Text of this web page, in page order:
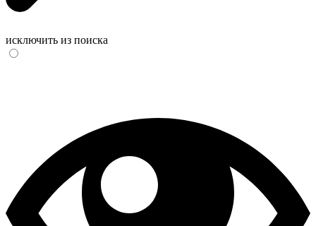
исключить из поиска